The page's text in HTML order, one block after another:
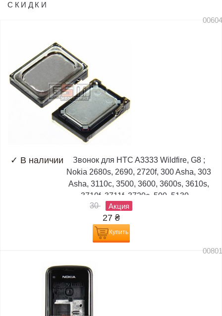
СКИДКИ
✓ В наличии
Звонок для HTC A3333 Wildfire, G8 ;
Nokia 2680s, 2690, 2720f, 300 Asha, 303
Asha, 3110c, 3500, 3600, 3600s, 3610s,
3710f, 3711f, 3720c, 500, 5130,...
30
Акция
27 ₴
Купить